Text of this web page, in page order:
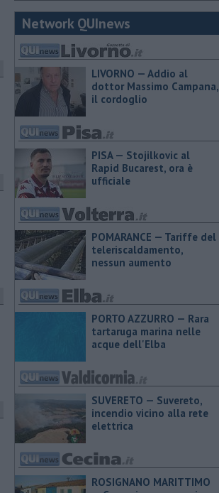
Network QUInews
LIVORNO — Addio al
dottor Massimo Campana,
il cordoglio
PISA — Stojilkovic al
Rapid Bucarest, ora è
ufficiale
POMARANCE — Tariffe del
teleriscaldamento,
nessun aumento
PORTO AZZURRO — Rara
tartaruga marina nelle
acque dell'Elba
SUVERETO — Suvereto,
incendio vicino alla rete
elettrica
ROSIGNANO MARITTIMO